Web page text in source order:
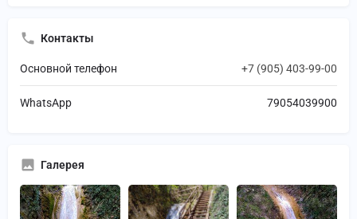
Контакты
Основной телефон +7 (905) 403-99-00
WhatsApp 79054039900
Галерея